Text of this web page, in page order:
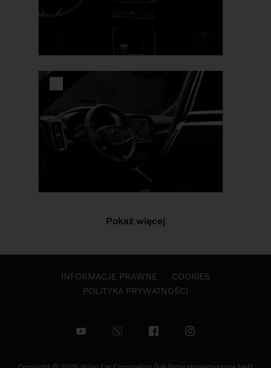
Pokaż więcej
INFORMACJE PRAWNE
COOKIES
POLITYKA PRYWATNOŚCI